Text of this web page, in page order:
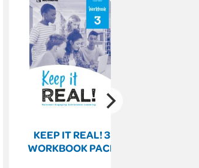
KEEP IT REAL! 3
WORKBOOK PACK